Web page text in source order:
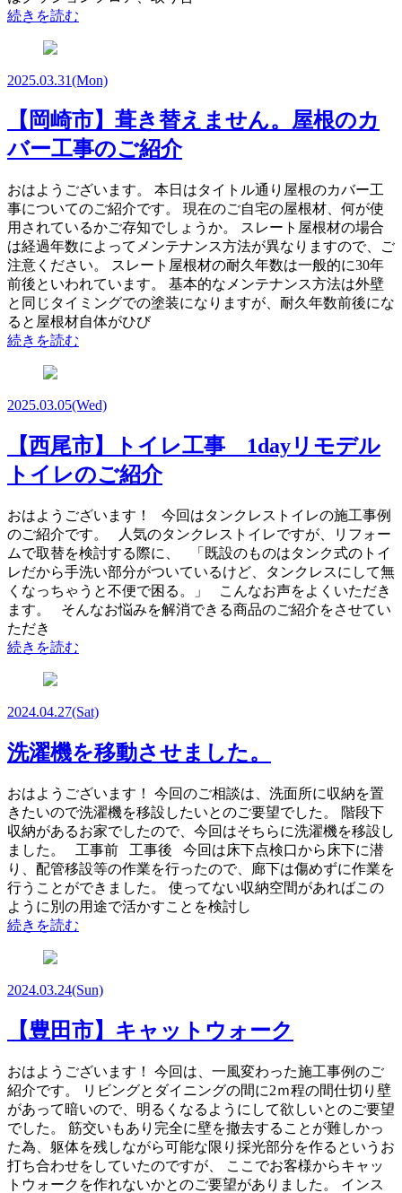
続きを読む
2025.03.31(Mon)
【岡崎市】葺き替えません。屋根のカ
バー工事のご紹介
おはようございます。 本日はタイトル通り屋根のカバー工
事についてのご紹介です。 現在のご自宅の屋根材、何が使
用されているかご存知でしょうか。 スレート屋根材の場合
は経過年数によってメンテナンス方法が異なりますので、ご
注意ください。 スレート屋根材の耐久年数は一般的に30年
前後といわれています。 基本的なメンテナンス方法は外壁
と同じタイミングでの塗装になりますが、耐久年数前後にな
ると屋根材自体がひび
続きを読む
2025.03.05(Wed)
【西尾市】トイレ工事 1dayリモデル
トイレのご紹介
おはようございます！ 今回はタンクレストイレの施工事例
のご紹介です。 人気のタンクレストイレですが、リフォー
ムで取替を検討する際に、 「既設のものはタンク式のトイ
レだから手洗い部分がついているけど、タンクレスにして無
くなっちゃうと不便で困る。」 こんなお声をよくいただき
ます。 そんなお悩みを解消できる商品のご紹介をさせてい
ただき
続きを読む
2024.04.27(Sat)
洗濯機を移動させました。
おはようございます！ 今回のご相談は、洗面所に収納を置
きたいので洗濯機を移設したいとのご要望でした。 階段下
収納があるお家でしたので、今回はそちらに洗濯機を移設し
ました。 工事前 工事後 今回は床下点検口から床下に潜
り、配管移設等の作業を行ったので、廊下は傷めずに作業を
行うことができました。 使ってない収納空間があればこの
ように別の用途で活かすことを検討し
続きを読む
2024.03.24(Sun)
【豊田市】キャットウォーク
おはようございます！ 今回は、一風変わった施工事例のご
紹介です。 リビングとダイニングの間に2ｍ程の間仕切り壁
があって暗いので、明るくなるようにして欲しいとのご要望
でした。 筋交いもあり完全に壁を撤去することが難しかっ
た為、躯体を残しながら可能な限り採光部分を作るというお
打ち合わせをしていたのですが、 ここでお客様からキャッ
トウォークを作れないかとのご要望がありました。 インス